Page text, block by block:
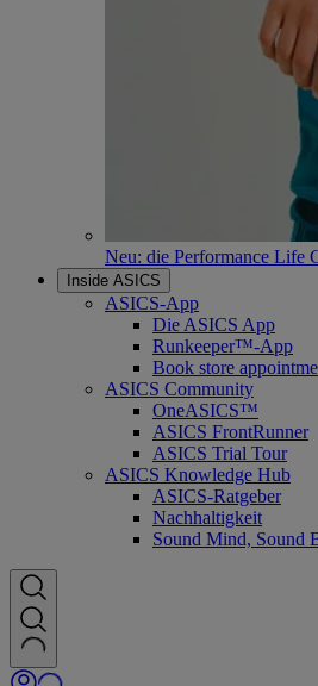
Neu: die Performance Life
Inside ASICS
ASICS-App
Die ASICS App
Runkeeper™-App
Book store
ASICS Community
OneASICS™
ASICS FrontRunner
ASICS Trial Tour
ASICS Knowledge Hub
ASICS-Ratgeber
Nachhaltigkeit
Sound Mind, Sound